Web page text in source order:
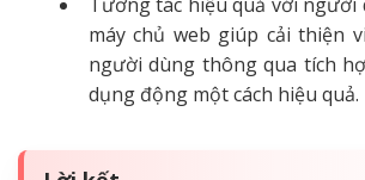
máy chủ web giúp cải thiện
người dùng thông qua tích
dụng động một cách hiệu quả.